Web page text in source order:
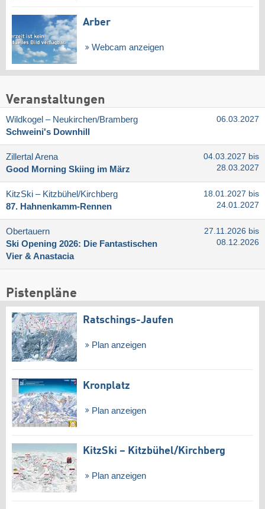
Arber
Webcam anzeigen
Veranstaltungen
Wildkogel – Neukirchen/​Bramberg
Schweini's Downhill
06.03.2027
Zillertal Arena
Good Morning Skiing im März
04.03.2027 bis
28.03.2027
KitzSki – Kitzbühel/​Kirchberg
87. Hahnenkamm-Rennen
18.01.2027 bis
24.01.2027
Obertauern
Ski Opening 2026: Die Fantastischen
Vier & Anastacia
27.11.2026 bis
08.12.2026
Pistenpläne
Ratschings-Jaufen
Plan anzeigen
Kronplatz
Plan anzeigen
KitzSki – Kitzbühel/​Kirchberg
Plan anzeigen